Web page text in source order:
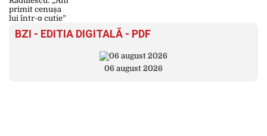
BZI - EDITIA DIGITALĂ - PDF
06 august 2026